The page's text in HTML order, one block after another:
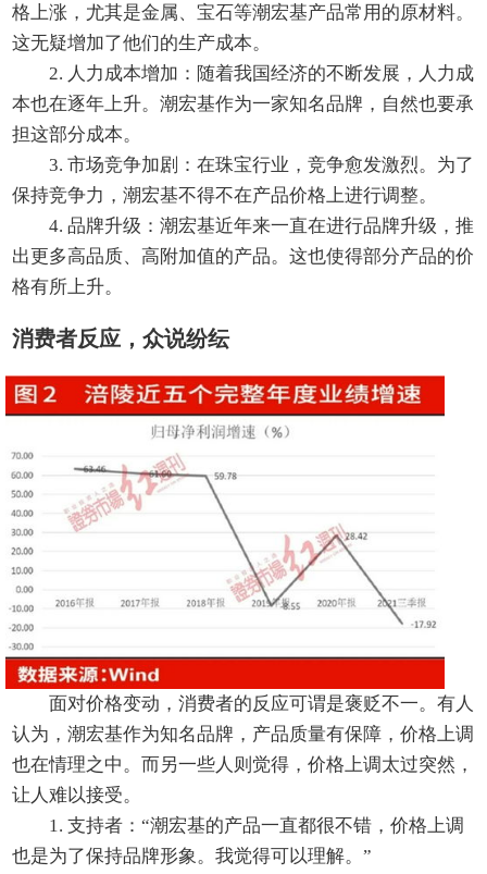
格上涨，尤其是金属、宝石等潮宏基产品常用的原材料。
这无疑增加了他们的生产成本。
2. 人力成本增加：随着我国经济的不断发展，人力成
本也在逐年上升。潮宏基作为一家知名品牌，自然也要承
担这部分成本。
3. 市场竞争加剧：在珠宝行业，竞争愈发激烈。为了
保持竞争力，潮宏基不得不在产品价格上进行调整。
4. 品牌升级：潮宏基近年来一直在进行品牌升级，推
出更多高品质、高附加值的产品。这也使得部分产品的价
格有所上升。
消费者反应，众说纷纭
面对价格变动，消费者的反应可谓是褒贬不一。有人
认为，潮宏基作为知名品牌，产品质量有保障，价格上调
也在情理之中。而另一些人则觉得，价格上调太过突然，
让人难以接受。
1. 支持者：“潮宏基的产品一直都很不错，价格上调
也是为了保持品牌形象。我觉得可以理解。”